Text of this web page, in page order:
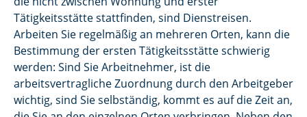
Tätigkeitsstätte stattfinden, sind Dienstreisen.
Arbeiten Sie regelmäßig an mehreren Orten, kann die
Bestimmung der ersten Tätigkeitsstätte schwierig
werden: Sind Sie Arbeitnehmer, ist die
arbeitsvertragliche Zuordnung durch den Arbeitgeber
wichtig, sind Sie selbständig, kommt es auf die Zeit an,